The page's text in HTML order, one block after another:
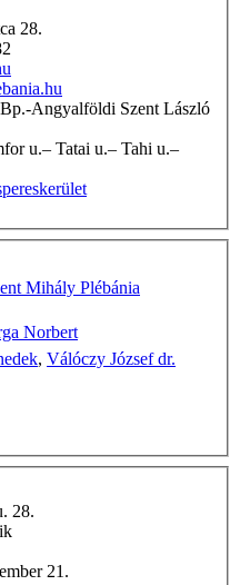
28.
Mihály Plébánia
Norbert
, Válóczy József dr.
28.
november 21.